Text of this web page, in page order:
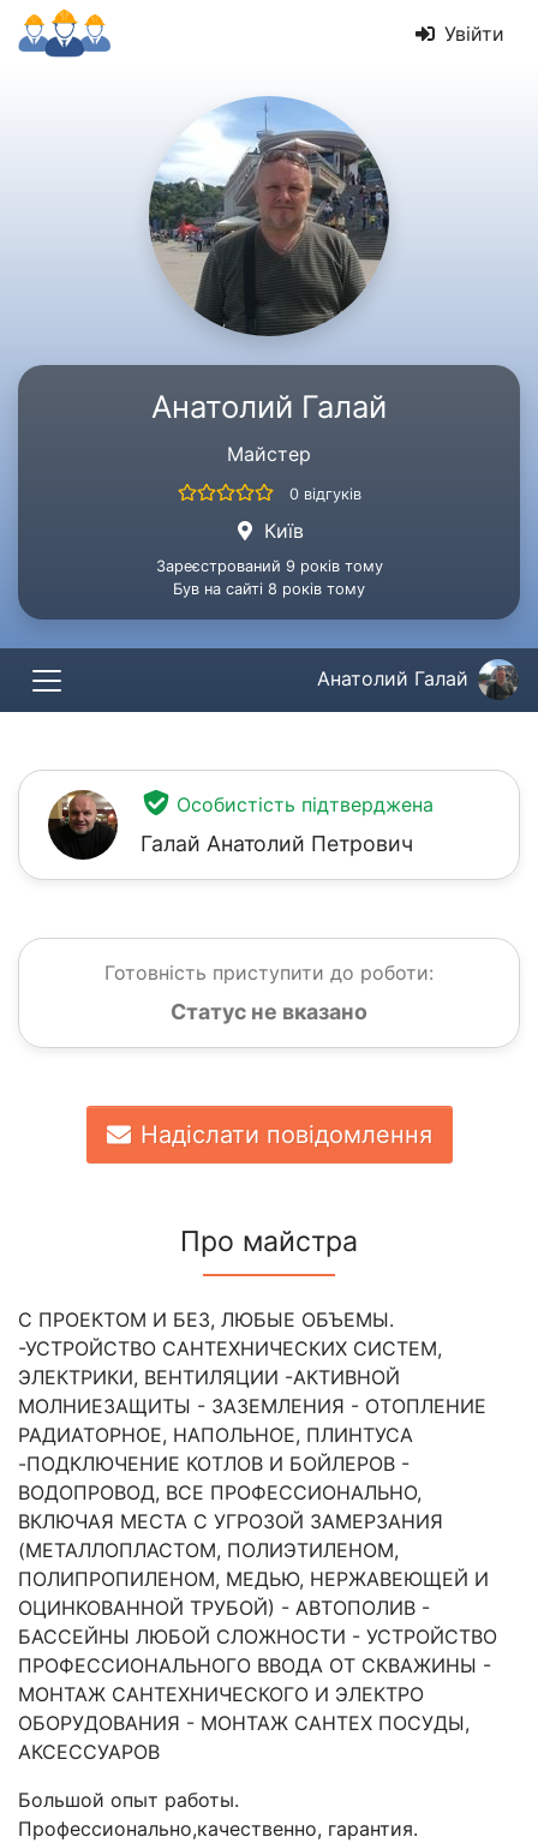
Увійти
Анатолий Галай
Майстер
0 відгуків
Київ
Зареєстрований 9 років тому
Був на сайті 8 років тому
Анатолий Галай
Особистість підтверджена
Галай Анатолий Петрович
Готовність приступити до роботи:
Статус не вказано
Надіслати повідомлення
Про майстра
С ПРОЕКТОМ И БЕЗ, ЛЮБЫЕ ОБЪЕМЫ.
-УСТРОЙСТВО САНТЕХНИЧЕСКИХ СИСТЕМ,
ЭЛЕКТРИКИ, ВЕНТИЛЯЦИИ -АКТИВНОЙ
МОЛНИЕЗАЩИТЫ - ЗАЗЕМЛЕНИЯ - ОТОПЛЕНИЕ
РАДИАТОРНОЕ, НАПОЛЬНОЕ, ПЛИНТУСА
-ПОДКЛЮЧЕНИЕ КОТЛОВ И БОЙЛЕРОВ -
ВОДОПРОВОД, ВСЕ ПРОФЕССИОНАЛЬНО,
ВКЛЮЧАЯ МЕСТА С УГРОЗОЙ ЗАМЕРЗАНИЯ
(МЕТАЛЛОПЛАСТОМ, ПОЛИЭТИЛЕНОМ,
ПОЛИПРОПИЛЕНОМ, МЕДЬЮ, НЕРЖАВЕЮЩЕЙ И
ОЦИНКОВАННОЙ ТРУБОЙ) - АВТОПОЛИВ -
БАССЕЙНЫ ЛЮБОЙ СЛОЖНОСТИ - УСТРОЙСТВО
ПРОФЕССИОНАЛЬНОГО ВВОДА ОТ СКВАЖИНЫ -
МОНТАЖ САНТЕХНИЧЕСКОГО И ЭЛЕКТРО
ОБОРУДОВАНИЯ - МОНТАЖ САНТЕХ ПОСУДЫ,
АКСЕССУАРОВ
Большой опыт работы.
Профессионально,качественно, гарантия.